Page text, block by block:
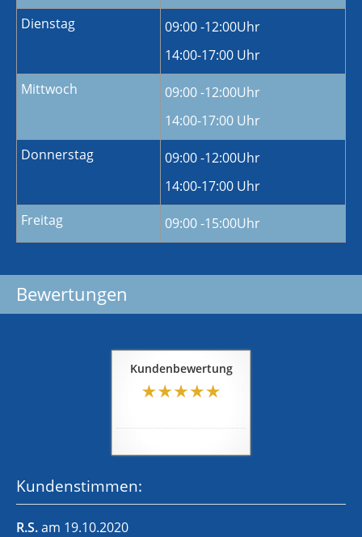
Dienstag
09:00 -12:00Uhr
14:00-17:00 Uhr
Mittwoch
09:00 -12:00Uhr
14:00-17:00 Uhr
Donnerstag
09:00 -12:00Uhr
14:00-17:00 Uhr
Freitag
09:00 -15:00Uhr
Bewertungen
Kundenbewertung
Kundenstimmen:
R.S.am 19.10.2020